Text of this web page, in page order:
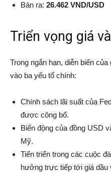
Bán ra: 26.462 VND/USD
Triển vọng giá
Trong ngắn hạn, diễn biến
vào ba yếu tố chính:
Chính sách lãi suất của
được công bố.
Biến động của đồng USD
Mỹ.
Tiến triển trong các cuộc
hưởng trực tiếp tới giá dầu